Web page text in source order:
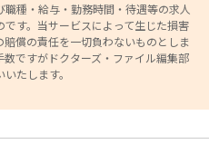
種・給与・勤務時間・待遇等の求人
す。当サービスによって生じた損害
償の責任を一切負わないものとしま
ですがドクターズ・ファイル編集部
たします。